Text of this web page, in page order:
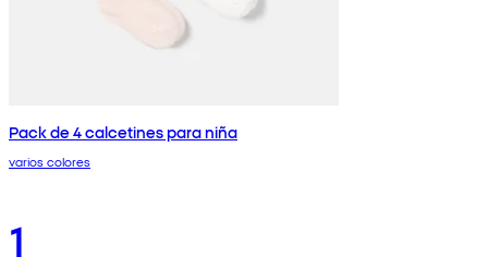
Pack de 4 calcetines para niña
varios colores
1